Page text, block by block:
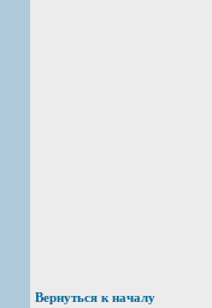
Вернуться к началу